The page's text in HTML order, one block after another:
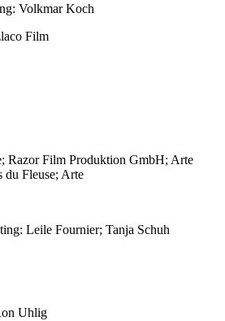
Volkmar Koch
Film
Razor Film Produktion GmbH; Arte
du Fleuse; Arte
Leile Fournier; Tanja Schuh
Uhlig